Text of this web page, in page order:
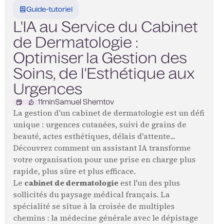
Guide-tutoriel
L'IA au Service du Cabinet
de Dermatologie :
Optimiser la Gestion des
Soins, de l'Esthétique aux
Urgences
11minSamuel Shemtov
La gestion d'un cabinet de dermatologie est un défi
unique : urgences cutanées, suivi de grains de
beauté, actes esthétiques, délais d'attente...
Découvrez comment un assistant IA transforme
votre organisation pour une prise en charge plus
rapide, plus sûre et plus efficace.
Le cabinet de dermatologieest l'un des plus
sollicités du paysage médical français. La
spécialité se situe à la croisée de multiples
chemins : la médecine générale avec le dépistage